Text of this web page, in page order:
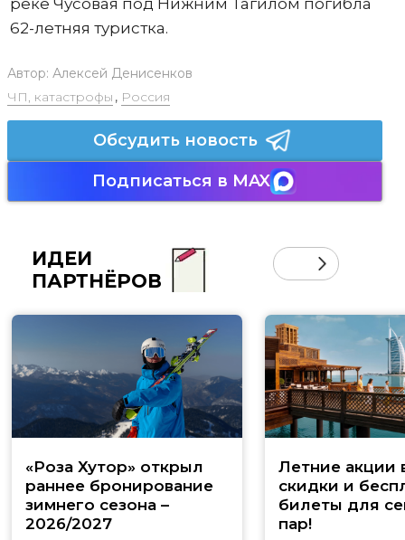
62-летняя туристка.
Автор: Алексей Денисенков
ЧП, катастрофы , Россия
Обсудить новость
Подписаться в MAX
ИДЕИ
ПАРТНЁРОВ
«Роза Хутор» открыл
раннее бронирование
зимнего сезона –
2026/2027
Летние акции
скидки и
билеты для
пар!